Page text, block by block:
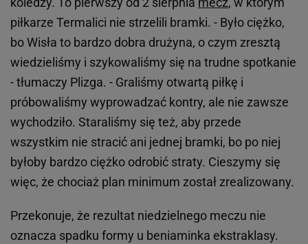
piłkarze Termalici nie strzelili bramki. - Było ciężko,
bo Wisła to bardzo dobra drużyna, o czym zresztą
wiedzieliśmy i szykowaliśmy się na trudne spotkanie
- tłumaczy Plizga. - Graliśmy otwartą piłkę i
próbowaliśmy wyprowadzać kontry, ale nie zawsze
wychodziło. Staraliśmy się też, aby przede
wszystkim nie stracić ani jednej bramki, bo po niej
byłoby bardzo ciężko odrobić straty. Cieszymy się
więc, że chociaż plan minimum został zrealizowany.
Przekonuje, że rezultat niedzielnego meczu nie
oznacza spadku formy u beniaminka ekstraklasy.